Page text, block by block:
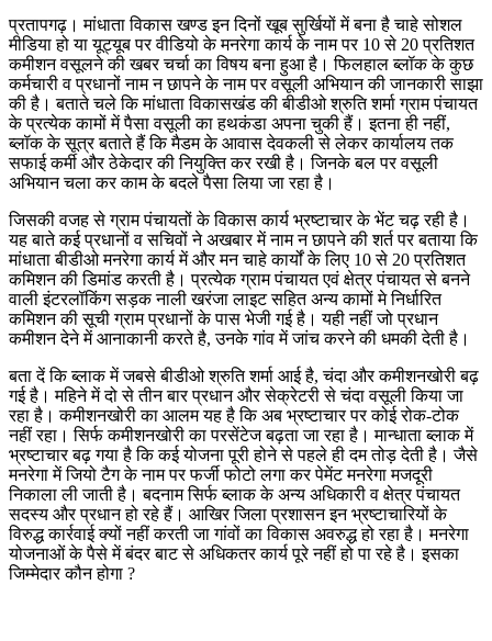
प्रतापगढ़। मांधाता विकास खण्ड इन दिनों खूब सुर्खियों में बना है चाहे सोशल
मीडिया हो या यूट्यूब पर वीडियो के मनरेगा कार्य के नाम पर 10 से 20 प्रतिशत
कमीशन वसूलने की खबर चर्चा का विषय बना हुआ है। फिलहाल ब्लॉक के कुछ
कर्मचारी व प्रधानों नाम न छापने के नाम पर वसूली अभियान की जानकारी साझा
की है। बताते चले कि मांधाता विकासखंड की बीडीओ श्रुति शर्मा ग्राम पंचायत
के प्रत्येक कामों में पैसा वसूली का हथकंडा अपना चुकी हैं। इतना ही नहीं,
ब्लॉक के सूत्र बताते हैं कि मैडम के आवास देवकली से लेकर कार्यालय तक
सफाई कर्मी और ठेकेदार की नियुक्ति कर रखी है। जिनके बल पर वसूली
अभियान चला कर काम के बदले पैसा लिया जा रहा है।
जिसकी वजह से ग्राम पंचायतों के विकास कार्य भ्रष्टाचार के भेंट चढ़ रही है।
यह बाते कई प्रधानों व सचिवों ने अखबार में नाम न छापने की शर्त पर बताया कि
मांधाता बीडीओ मनरेगा कार्य में और मन चाहे कार्यों के लिए 10 से 20 प्रतिशत
कमिशन की डिमांड करती है। प्रत्येक ग्राम पंचायत एवं क्षेत्र पंचायत से बनने
वाली इंटरलॉकिंग सड़क नाली खरंजा लाइट सहित अन्य कामों मे निर्धारित
कमिशन की सूची ग्राम प्रधानों के पास भेजी गई है। यही नहीं जो प्रधान
कमीशन देने में आनाकानी करते है, उनके गांव में जांच करने की धमकी देती है।
बता दें कि ब्लाक में जबसे बीडीओ श्रुति शर्मा आई है, चंदा और कमीशनखोरी बढ़
गई है। महिने में दो से तीन बार प्रधान और सेक्रेटरी से चंदा वसूली किया जा
रहा है। कमीशनखोरी का आलम यह है कि अब भ्रष्टाचार पर कोई रोक-टोक
नहीं रहा। सिर्फ कमीशनखोरी का परसेंटेज बढ़ता जा रहा है। मान्धाता ब्लाक में
भ्रष्टाचार बढ़ गया है कि कई योजना पूरी होने से पहले ही दम तोड़ देती है। जैसे
मनरेगा में जियो टैग के नाम पर फर्जी फोटो लगा कर पेमेंट मनरेगा मजदूरी
निकाला ली जाती है। बदनाम सिर्फ ब्लाक के अन्य अधिकारी व क्षेत्र पंचायत
सदस्य और प्रधान हो रहे हैं। आखिर जिला प्रशासन इन भ्रष्टाचारियों के
विरुद्ध कार्रवाई क्यों नहीं करती जा गांवों का विकास अवरुद्ध हो रहा है। मनरेगा
योजनाओं के पैसे में बंदर बाट से अधिकतर कार्य पूरे नहीं हो पा रहे है। इसका
जिम्मेदार कौन होगा ?